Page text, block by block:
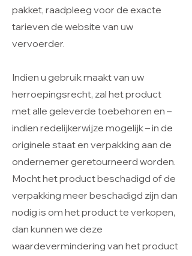
pakket, raadpleeg voor de exacte
tarieven de website van uw
vervoerder.
Indien u gebruik maakt van uw
herroepingsrecht, zal het product
met alle geleverde toebehoren en –
indien redelijkerwijze mogelijk – in de
originele staat en verpakking aan de
ondernemer geretourneerd worden.
Mocht het product beschadigd of de
verpakking meer beschadigd zijn dan
nodig is om het product te verkopen,
dan kunnen we deze
waardevermindering van het product